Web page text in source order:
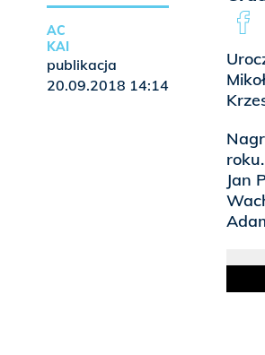
Jan
AC
KAI
publikacja
20.09.2018 14:14